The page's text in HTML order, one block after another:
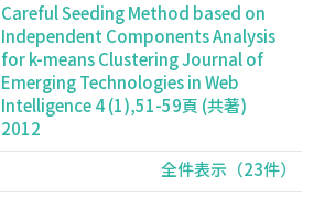
Careful Seeding Method based on
Independent Components Analysis
for k-means Clustering Journal of
Emerging Technologies in Web
Intelligence 4 (1),51-59頁 (共著)
2012
全件表示（23件）